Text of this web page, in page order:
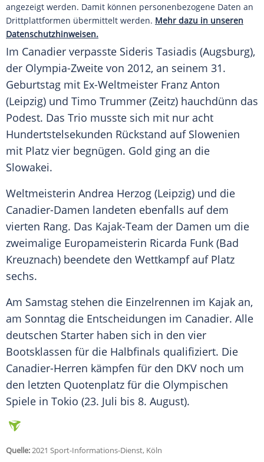
angezeigt werden. Damit können personenbezogene Daten an
Drittplattformen übermittelt werden. Mehr dazu in unseren
Datenschutzhinweisen.
Im Canadier verpasste Sideris Tasiadis (Augsburg),
der Olympia-Zweite von 2012, an seinem 31.
Geburtstag mit Ex-Weltmeister Franz Anton
(Leipzig) und Timo Trummer (Zeitz) hauchdünn das
Podest. Das Trio musste sich mit nur acht
Hundertstelsekunden Rückstand auf Slowenien
mit Platz vier begnügen. Gold ging an die
Slowakei.
Weltmeisterin Andrea Herzog (Leipzig) und die
Canadier-Damen landeten ebenfalls auf dem
vierten Rang. Das Kajak-Team der Damen um die
zweimalige Europameisterin Ricarda Funk (Bad
Kreuznach) beendete den Wettkampf auf Platz
sechs.
Am Samstag stehen die Einzelrennen im Kajak an,
am Sonntag die Entscheidungen im Canadier. Alle
deutschen Starter haben sich in den vier
Bootsklassen für die Halbfinals qualifiziert. Die
Canadier-Herren kämpfen für den DKV noch um
den letzten Quotenplatz für die Olympischen
Spiele in Tokio (23. Juli bis 8. August).
Quelle:2021 Sport-Informations-Dienst, Köln